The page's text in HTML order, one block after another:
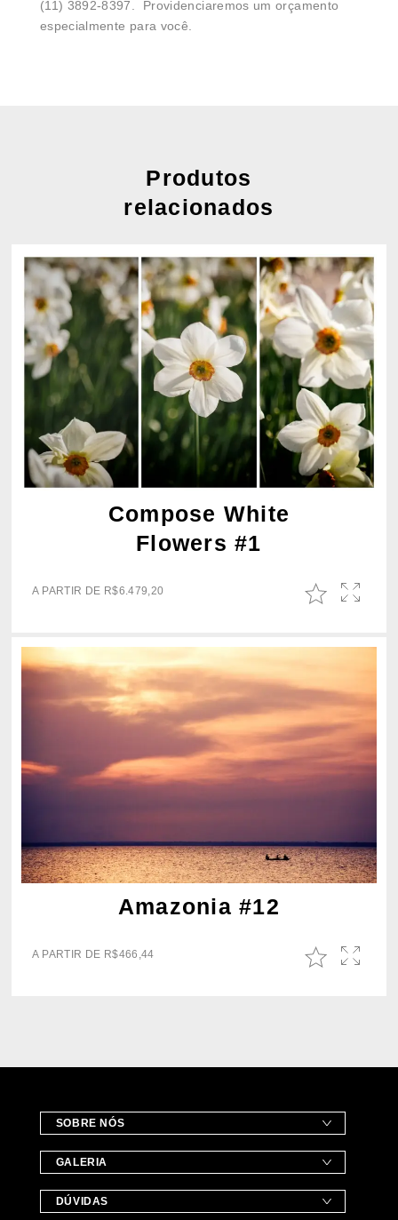
(11) 3892-8397. Providenciaremos um orçamento
especialmente para você.
Produtos
relacionados
Compose White
Flowers #1
A PARTIR DE R$6.479,20
Amazonia #12
A PARTIR DE R$466,44
SOBRE NÓS
GALERIA
DÚVIDAS